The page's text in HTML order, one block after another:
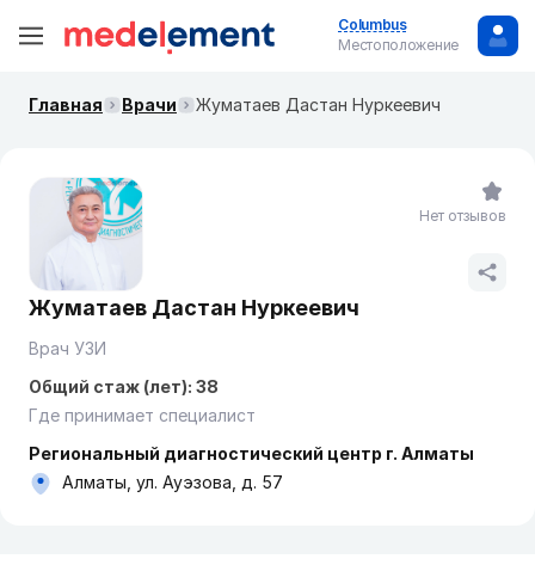
Columbus
Местоположение
Главная Врачи Жуматаев Дастан Нуркеевич
Жуматаев Дастан Нуркеевич
Врач УЗИ
Общий стаж (лет): 38
Где принимает специалист
Региональный диагностический центр г. Алматы
Алматы, ул. Ауэзова, д. 57
Нет отзывов